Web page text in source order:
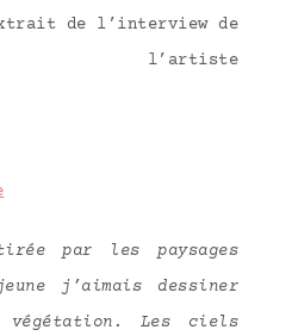
de l’interview de
l’artiste
par les paysages
j’aimais dessiner
Les ciels